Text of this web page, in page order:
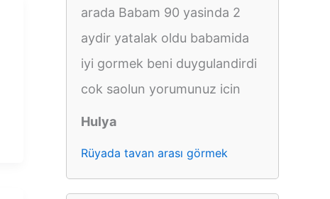
arada Babam 90 yasinda 2
aydir yatalak oldu babamida
iyi gormek beni duygulandirdi
cok saolun yorumunuz icin
Hulya
Rüyada tavan arası görmek